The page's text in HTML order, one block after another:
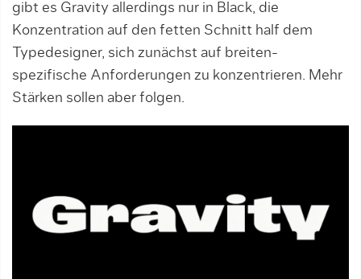
gibt es Gravity allerdings nur in Black, die
Konzentration auf den fetten Schnitt half dem
Typedesigner, sich zunächst auf breiten-
spezifische Anforderungen zu konzentrieren. Mehr
Stärken sollen aber folgen.